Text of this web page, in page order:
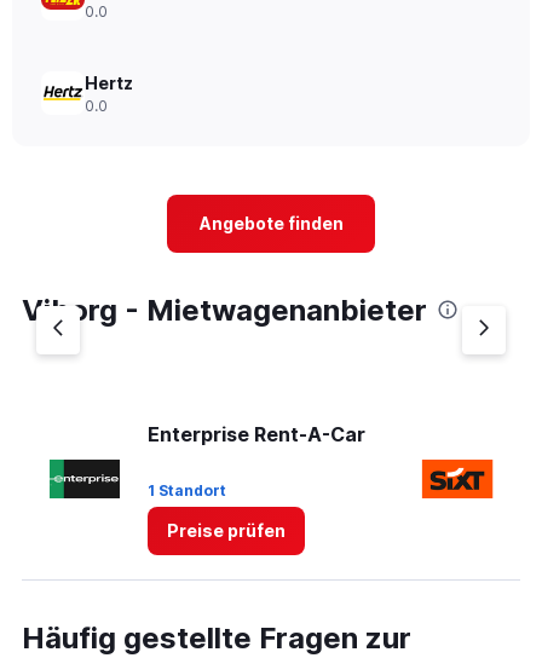
0.0
Hertz
0.0
Angebote finden
Viborg - Mietwagenanbieter
Enterprise Rent-A-Car
1 Standort
Preise prüfen
Häufig gestellte Fragen zur